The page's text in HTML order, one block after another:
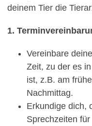
deinem Tier die
1.
Vereinbare
Zeit, zu der es
ist, z.B. am
Nachmittag.
Erkundige dich,
Sprechzeiten